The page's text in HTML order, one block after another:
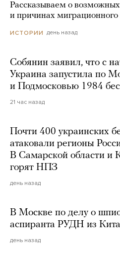
Рассказываем о
и причинах миграционного
ИСТОРИИ день назад
Собянин заявил, что с
Украина запустила по
и Подмосковью 1984
21 час назад
Почти 400 украинских
атаковали регионы
В Самарской области и
горят НПЗ
день назад
В Москве по делу о
аспиранта РУДН из
день назад